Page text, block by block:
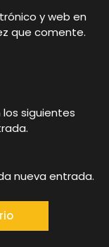
y web en
que comente.
siguientes
nueva entrada.